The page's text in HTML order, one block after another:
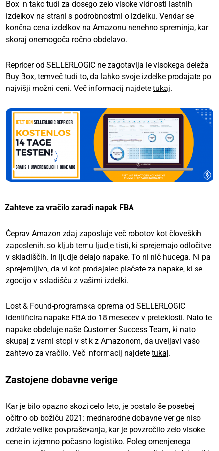
Box in tako tudi za dosego zelo visoke vidnosti lastnih
izdelkov na strani s podrobnostmi o izdelku. Vendar se
končna cena izdelkov na Amazonu nenehno spreminja, kar
skoraj onemogoča ročno obdelavo.
Repricer od SELLERLOGIC ne zagotavlja le visokega deleža
Buy Box, temveč tudi to, da lahko svoje izdelke prodajate po
najvišji možni ceni. Več informacij najdete tukaj.
Zahteve za vračilo zaradi napak FBA
Čeprav Amazon zdaj zaposluje več robotov kot človeških
zaposlenih, so kljub temu ljudje tisti, ki sprejemajo odločitve
v skladiščih. In ljudje delajo napake. To ni nič hudega. Ni pa
sprejemljivo, da vi kot prodajalec plačate za napake, ki se
zgodijo v skladišču z vašimi izdelki.
Lost & Found-programska oprema od SELLERLOGIC
identificira napake FBA do 18 mesecev v preteklosti. Nato te
napake obdeluje naše Customer Success Team, ki nato
skupaj z vami stopi v stik z Amazonom, da uveljavi vašo
zahtevo za vračilo. Več informacij najdete tukaj.
Zastojene dobavne verige
Kar je bilo opazno skozi celo leto, je postalo še posebej
očitno ob božiču 2021: mednarodne dobavne verige niso
zdržale velike povpraševanja, kar je povzročilo zelo visoke
cene in izjemno počasno logistiko. Poleg omenjenega